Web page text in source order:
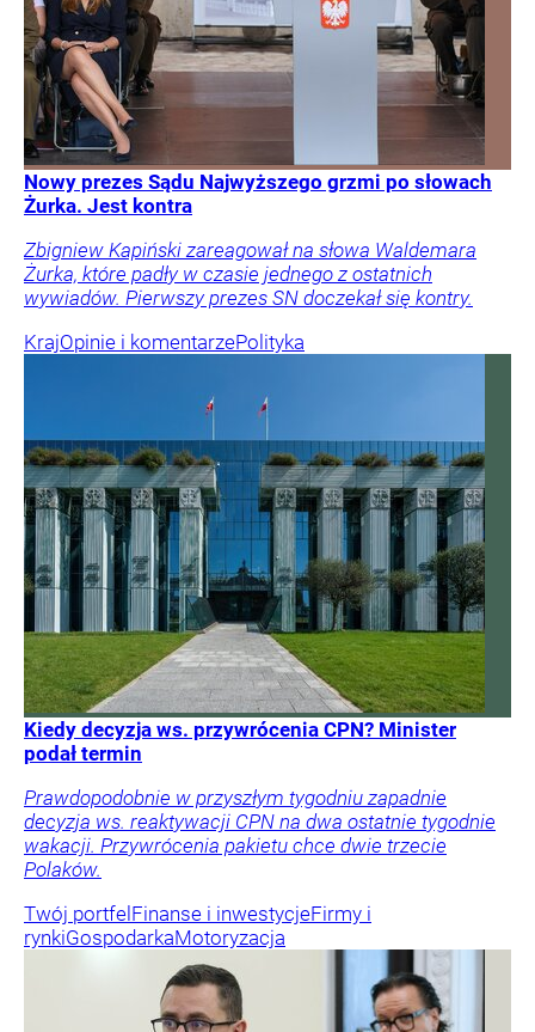
Nowy prezes Sądu Najwyższego grzmi po słowach
Żurka. Jest kontra
Zbigniew Kapiński zareagował na słowa Waldemara
Żurka, które padły w czasie jednego z ostatnich
wywiadów. Pierwszy prezes SN doczekał się kontry.
KrajOpinie i komentarzePolityka
Kiedy decyzja ws. przywrócenia CPN? Minister
podał termin
Prawdopodobnie w przyszłym tygodniu zapadnie
decyzja ws. reaktywacji CPN na dwa ostatnie tygodnie
wakacji. Przywrócenia pakietu chce dwie trzecie
Polaków.
Twój portfel Finanse i inwestycjeFirmy i
rynkiGospodarkaMotoryzacja